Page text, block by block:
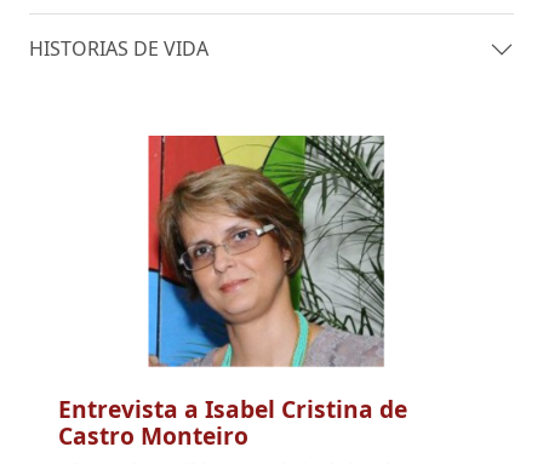
HISTORIAS DE VIDA
Entrevista a Isabel Cristina de
Castro Monteiro